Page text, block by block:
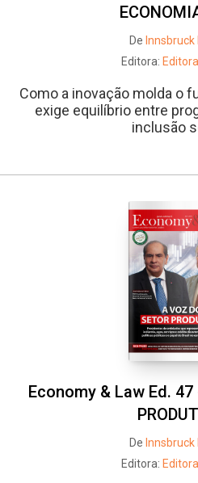
De Innsbruck
Editora:
Como a inovação molda o
exige equilíbrio entre
inclusão
Economy & Law Ed. 47
De Innsbruck
Editora: